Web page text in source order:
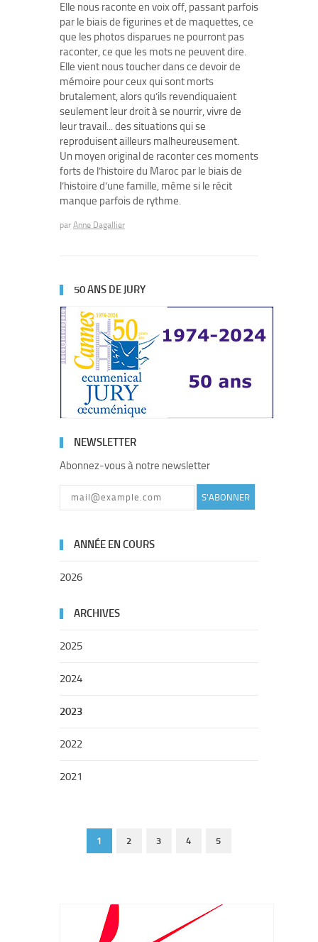
Elle nous raconte en voix off, passant parfois
par le biais de figurines et de maquettes, ce
que les photos disparues ne pourront pas
raconter, ce que les mots ne peuvent dire.
Elle vient nous toucher dans ce devoir de
mémoire pour ceux qui sont morts
brutalement, alors qu’ils revendiquaient
seulement leur droit à se nourrir, vivre de
leur travail... des situations qui se
reproduisent ailleurs malheureusement.
Un moyen original de raconter ces moments
forts de l’histoire du Maroc par le biais de
l’histoire d’une famille, même si le récit
manque parfois de rythme.
par Anne Dagallier
50 ANS DE JURY
NEWSLETTER
Abonnez-vous à notre newsletter
S'ABONNER
ANNÉE EN COURS
2026
ARCHIVES
2025
2024
2023
2022
2021
1 2 3 4 5